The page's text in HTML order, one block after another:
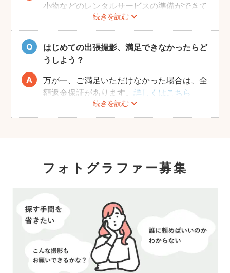
続きを読む
小物などのレンタルサービスの準備ができて
おりませんので、お客様ご自身にご用意をお
願いしております。
はじめての出張撮影、満足できなかったらど
うしよう？
続きを読む
万が一、ご満足いただけなかった場合は、全
額返金保証があります。詳しくはこちら
フォトグラファー募集